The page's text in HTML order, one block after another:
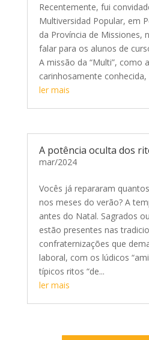
Recentemente, fui
Multiversidad Popular, em
da Província de Missiones,
falar para os alunos de
A missão da “Multi”, como
carinhosamente conhecida,
ler mais
A potência oculta dos
mar/2024
Vocês já repararam
nos meses do verão? A
antes do Natal. Sagrados
estão presentes nas
confraternizações que
laboral, com os lúdicos
típicos ritos “de...
ler mais